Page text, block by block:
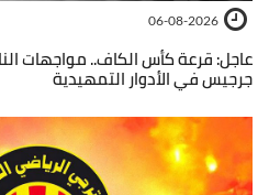
06-08-2026
عاجل: قرعة كأس الكاف.. مواجهات
جرجيس في الأدوار التمهيدية